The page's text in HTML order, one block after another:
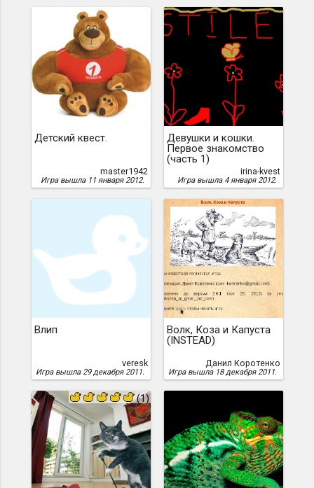
Детский квест.
master1942
Игра вышла 11 января 2012.
Девушки и кошки.
Первое знакомство
(часть 1)
irina-kvest
Игра вышла 4 января 2012.
Влип
veresk
Игра вышла 29 декабря 2011.
Волк, Коза и Капуста
(INSTEAD)
Данил Коротенко
Игра вышла 18 декабря 2011.
(1)